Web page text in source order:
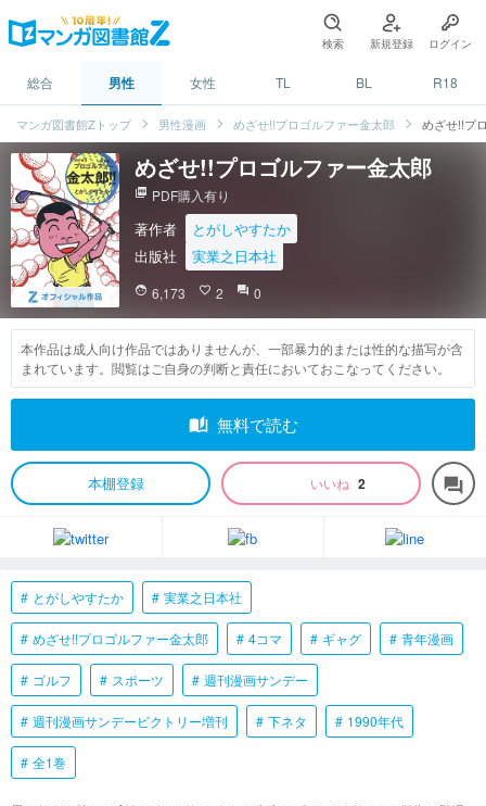
検索 新規登録 ログイン
総合 男性 女性 TL BL R18
マンガ図書館Zトップ 男性漫画 めざせ!!プロゴルファー金太郎 めざせ!!プ
めざせ!!プロゴルファー金太郎
picture_as_pdf PDF購入有り
著作者
とがしやすたか
出版社
実業之日本社
face 6,173 favorite_border 2 question_answer 0
本作品は成人向け作品ではありませんが、一部暴力的または性的な描写が含
まれています。閲覧はご自身の判断と責任においておこなってください。
auto_stories 無料で読む
本棚登録 いいね 2 forum
とがしやすたか 実業之日本社
めざせ!!プロゴルファー金太郎 4コマ ギャグ 青年漫画
ゴルフ スポーツ 週刊漫画サンデー
週刊漫画サンデービクトリー増刊 下ネタ 1990年代
全1巻